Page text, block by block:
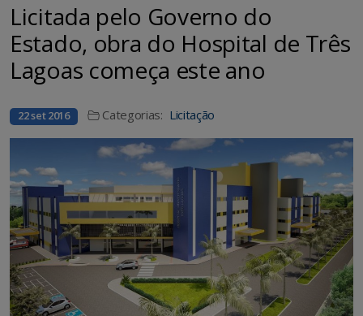
Licitada pelo Governo do
Estado, obra do Hospital de Três
Lagoas começa este ano
22 set 2016 Categorias: Licitação